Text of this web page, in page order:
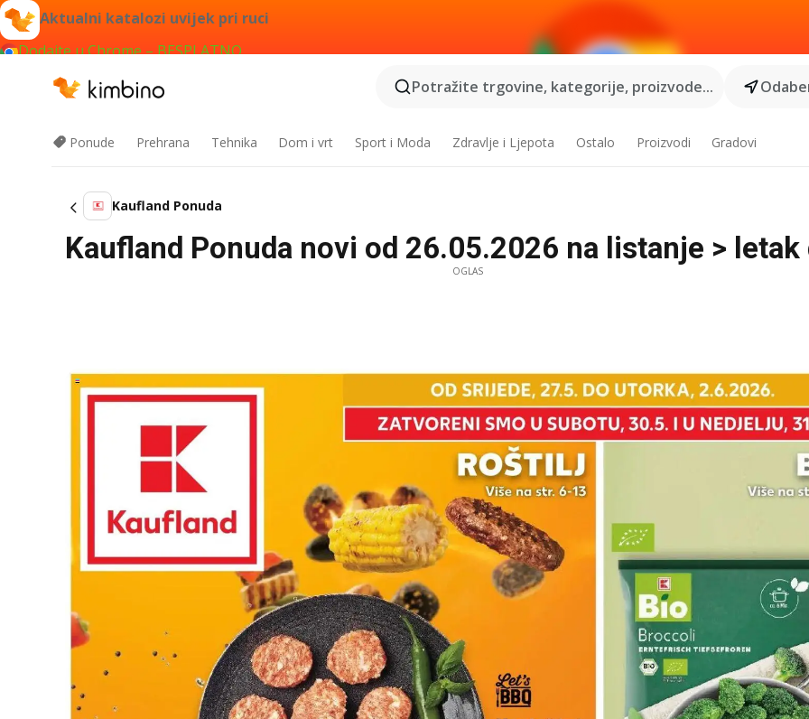
Aktualni katalozi uvijek pri ruci
Dodajte u Chrome – BESPLATNO
Potražite trgovine, kategorije, proizvode...
Ponude Prehrana Tehnika Dom i vrt Sport i Moda Zdravlje i Ljepota Ostalo Proizvodi Gradovi
Kaufland Ponuda
Kaufland Ponuda novi od 26.05.2026 na listanje >
OGLAS